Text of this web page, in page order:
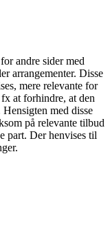
andre sider med
arrangementer. Disse
mere relevante for
at forhindre, at den
med disse
på relevante tilbud
part. Der henvises til